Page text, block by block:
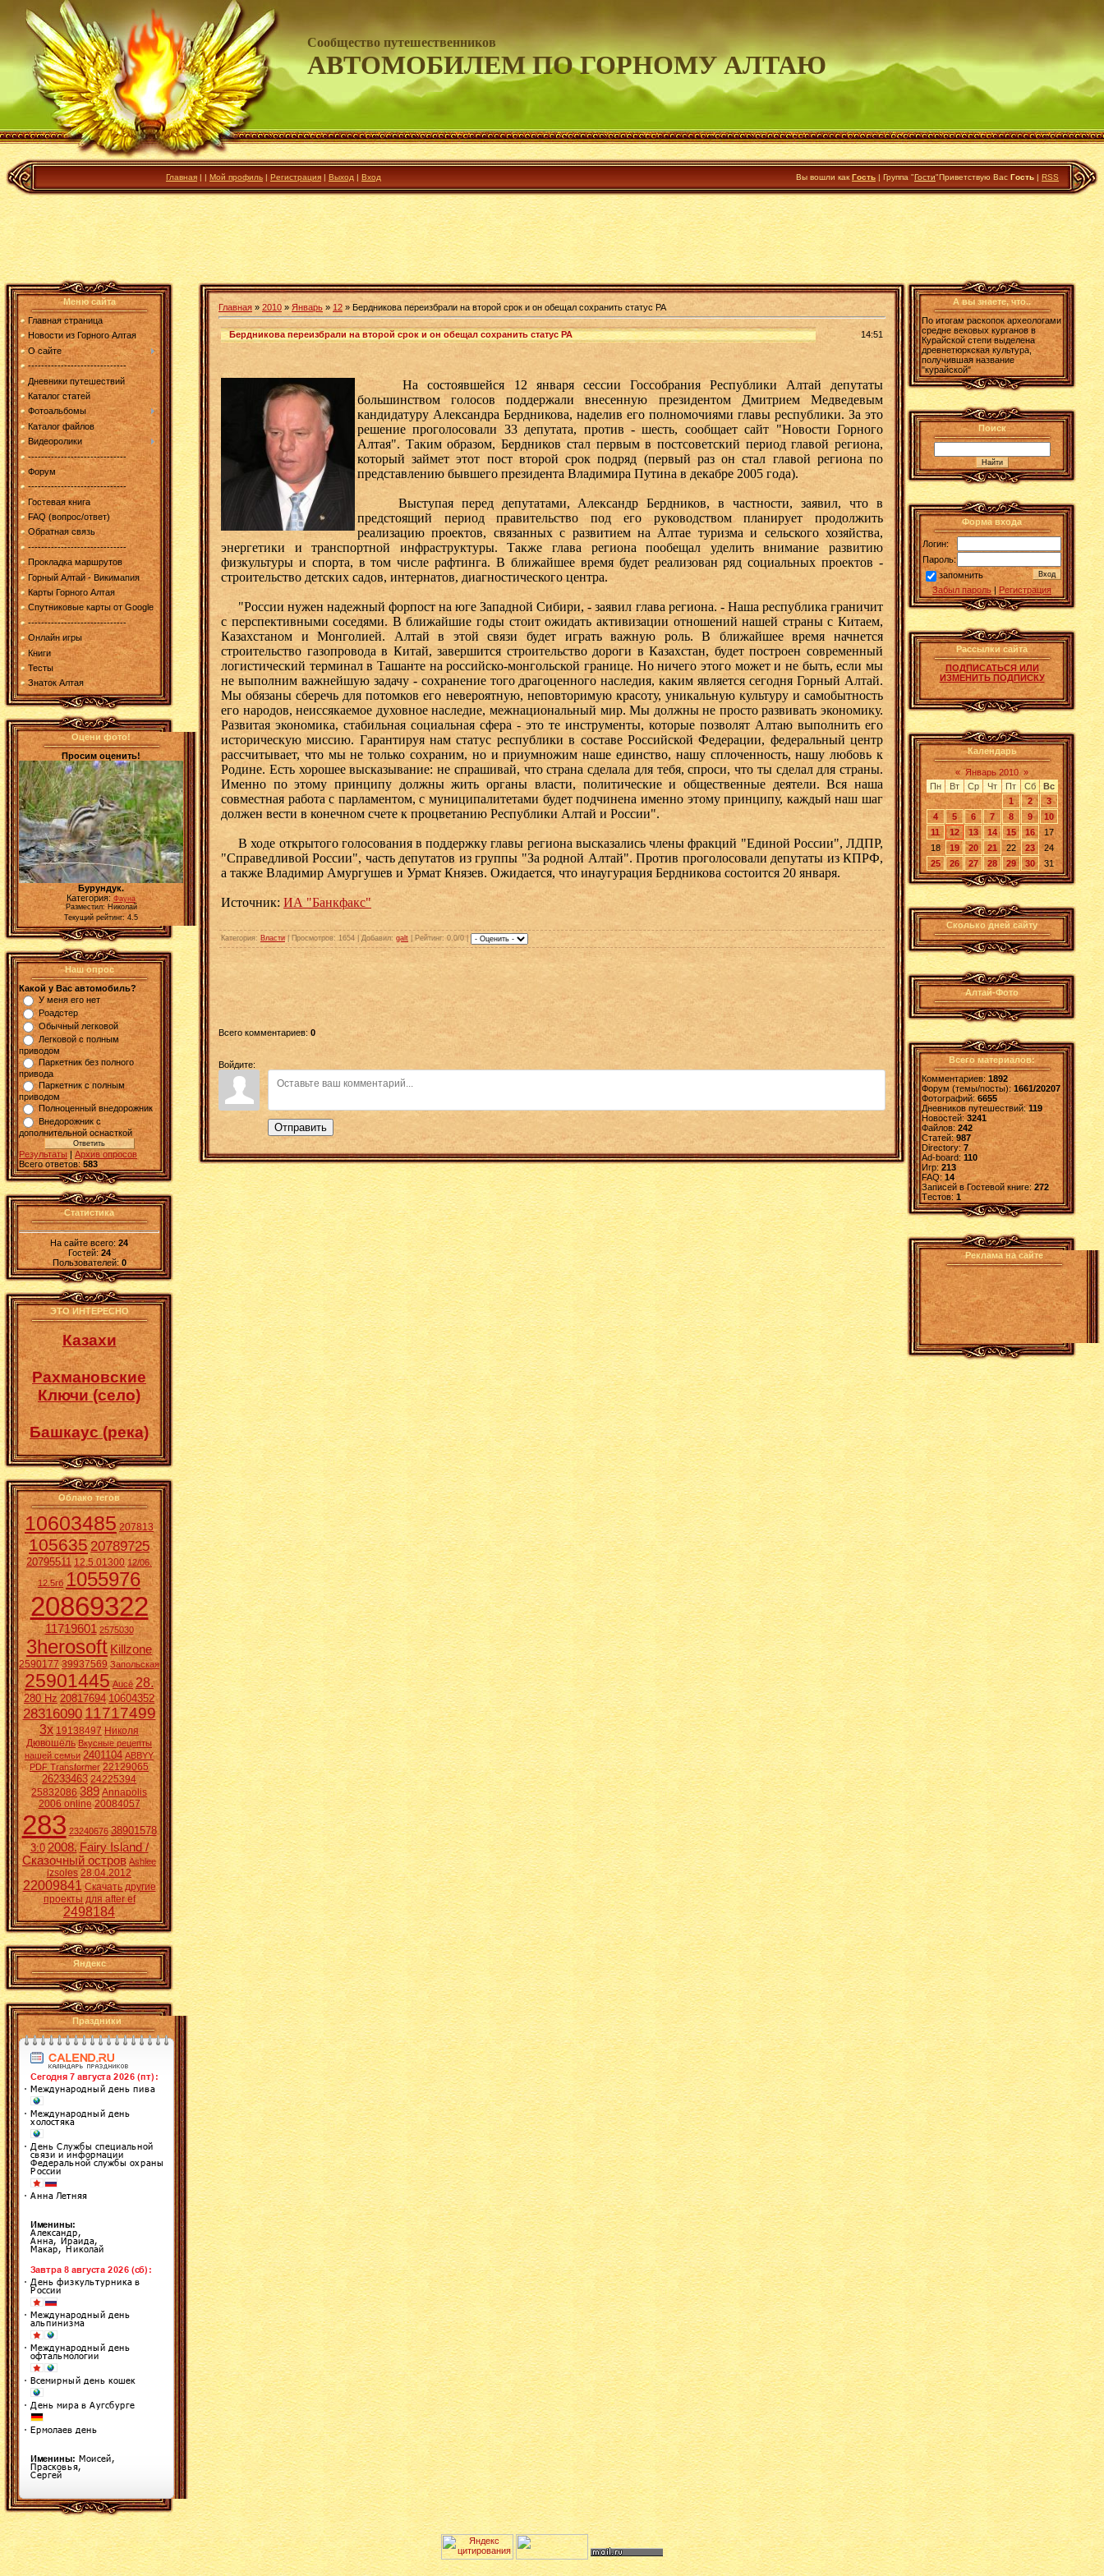
Сообщество путешественников
АВТОМОБИЛЕМ ПО ГОРНОМУ АЛТАЮ
Главная | | Мой профиль | Регистрация | Выход | Вход Вы вошли как Гость | Группа "Гости"Приветствую Вас Гость | RSS
Меню сайта
Главная страница
Новости из Горного Алтая
О сайте
------------------------------
Дневники путешествий
Каталог статей
Фотоальбомы
Каталог файлов
Видеоролики
------------------------------
Форум
------------------------------
Гостевая книга
FAQ (вопрос/ответ)
Обратная связь
------------------------------
Прокладка маршрутов
Горный Алтай - Викимапия
Карты Горного Алтая
Спутниковые карты от Google
------------------------------
Онлайн игры
Книги
Тесты
Знаток Алтая
Оцени фото!
Просим оценить!
Бурундук.
Категория:Фауна
Разместил: Николай
Текущий рейтинг: 4.5
Наш опрос
Какой у Вас автомобиль?
У меня его нет
Роадстер
Обычный легковой
Легковой с полным
приводом
Паркетник без полного
привода
Паркетник с полным
приводом
Полноценный внедорожник
Внедорожник с
дополнительной оснасткой
Результаты |Архив опросов
Всего ответов:583
Статистика
На сайте всего:24
Гостей: 24
Пользователей: 0
ЭТО ИНТЕРЕСНО
Казахи
Рахмановские
Ключи (село)
Башкаус (река)
Облако тегов
10603485 207813
10563520789725
20795511 12.5.01300 12/06.
12.5гб 1055976
20869322
11719601 2575030
3herosoft Killzone
2590177 39937569 Запольская
25901445 Aucē 28.
280 Hz 20817694 10604352
2831609011717499
3x 19138497 Николя
Дювошель Вкусные рецепты
нашей семьи 2401104 ABBYY
PDF Transformer 22129065
26233463 24225394
25832086 389 Annapolis
2006 online 20084057
283 23240676 38901578
3:0 2008. Fairy Island /
Сказочный остров Ashlee
izsoles 28.04.2012
22009841 Скачать другие
проекты для after ef
2498184
Яндекс
Праздники
Главная » 2010 » Январь » 12 » Бердникова переизбрали на второй срок и он обещал сохранить статус РА
Бердникова переизбрали на второй срок и он обещал сохранить статус РА 14:51
На состоявшейся 12 января сессии Госсобрания Республики Алтай депутаты
большинством голосов поддержали внесенную президентом Дмитрием Медведевым
кандидатуру Александра Бердникова, наделив его полномочиями главы республики. За это
решение проголосовали 33 депутата, против - шесть, сообщает сайт "Новости Горного
Алтая". Таким образом, Бердников стал первым в постсоветский период главой региона,
который займет этот пост второй срок подряд (первый раз он стал главой региона по
представлению бывшего президента Владимира Путина в декабре 2005 года).
Выступая перед депутатами, Александр Бердников, в частности, заявил, что в
предстоящий период правительство под его руководством планирует продолжить
реализацию проектов, связанных с развитием на Алтае туризма и сельского хозяйства,
энергетики и транспортной инфраструктуры. Также глава региона пообещал уделить внимание развитию
физкультуры и спорта, в том числе рафтинга. В ближайшее время будет реализован ряд социальных проектов -
строительство детских садов, интернатов, диагностического центра.
"России нужен надежный форпост на юге Западной Сибири, - заявил глава региона. - Наша республика граничит
с перспективными соседями. В ближайшие годы стоит ожидать активизации отношений нашей страны с Китаем,
Казахстаном и Монголией. Алтай в этой связи будет играть важную роль. В ближайшее время начнется
строительство газопровода в Китай, завершится строительство дороги в Казахстан, будет построен современный
логистический терминал в Ташанте на российско-монгольской границе. Но ничего этого может и не быть, если мы
не выполним важнейшую задачу - сохранение того драгоценного наследия, каким является сегодня Горный Алтай.
Мы обязаны сберечь для потомков его невероятную, неповторимую красоту, уникальную культуру и самобытность
его народов, неиссякаемое духовное наследие, межнациональный мир. Мы должны не просто развивать экономику.
Развитая экономика, стабильная социальная сфера - это те инструменты, которые позволят Алтаю выполнить его
историческую миссию. Гарантируя нам статус республики в составе Российской Федерации, федеральный центр
рассчитывает, что мы не только сохраним, но и приумножим наше единство, нашу сплоченность, нашу любовь к
Родине. Есть хорошее высказывание: не спрашивай, что страна сделала для тебя, спроси, что ты сделал для страны.
Именно по этому принципу должны жить органы власти, политические и общественные деятели. Вся наша
совместная работа с парламентом, с муниципалитетами будет подчинена именно этому принципу, каждый наш шаг
должен вести в конечном счете к процветанию Республики Алтай и России".
В ходе открытого голосования в поддержку главы региона высказались члены фракций "Единой России", ЛДПР,
"Справедливой России", часть депутатов из группы "За родной Алтай". Против проголосовали депутаты из КПРФ,
а также Владимир Амургушев и Урмат Князев. Ожидается, что инаугурация Бердникова состоится 20 января.
Источник: ИА "Банкфакс"
Категория: Власти| Просмотров: 1654 | Добавил: galt Рейтинг: 0.0/0 |
Всего комментариев: 0
Войдите:
Отправить
А вы знаете, что..
По итогам раскопок археологами
средне вековых курганов в
Курайской степи выделена
древнетюркская культура,
получившая название
"курайской"
Поиск
Форма входа
Логин:
Пароль:
запомнить
Забыл пароль | Регистрация
Рассылки сайта
ПОДПИСАТЬСЯ ИЛИ
ИЗМЕНИТЬ ПОДПИСКУ
Календарь
« Январь 2010 »
Пн
Вт Ср Чт Пт Сб
Вс
1
2
3
4
5 6 7 8 9
10
11
12 13 14 15 16
17
18
19 20 21 22 23
24
25
26 27 28 29 30 31
Сколько дней сайту
Алтай-Фото
Всего материалов:
Комментариев: 1892
Форум (темы/посты):1661/20207
Фотографий:6655
Дневников путешествий:119
Новостей:3241
Файлов: 242
Статей:987
Directory: 7
Ad-board:110
Игр: 213
FAQ:14
Записей в Гостевой книге:272
Tестов: 1
Реклама на сайте